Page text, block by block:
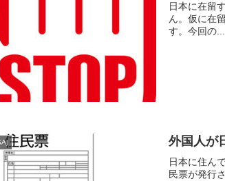
日本に在留
ん。仮に在
す。今回の...
外国人が
日本に住ん
民票が発行